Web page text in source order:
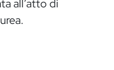
all’atto di